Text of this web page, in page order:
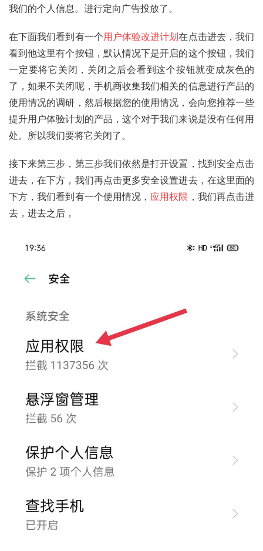
我们的个人信息。进行定向广告投放了。
在下面我们看到有一个用户体验改进计划在点击进去，我们
看到他这里有个按钮，默认情况下是开启的这个按钮，我们
一定要将它关闭，关闭之后会看到这个按钮就变成灰色的
了，如果不关闭呢，手机商收集我们相关的信息进行产品的
使用情况的调研，然后根据您的使用情况，会向您推荐一些
提升用户体验计划的产品，这个对于我们来说是没有任何用
处。所以我们要将它关闭了。
接下来第三步，第三步我们依然是打开设置，找到安全点击
进去，在下方，我们再点击更多安全设置进去，在这里面的
下方，我们看到有一个使用情况， 应用权限 ，我们再点击进
去，进去之后，